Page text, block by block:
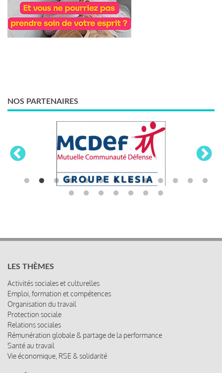
NOS PARTENAIRES
LES THÈMES
Activités sociales et culturelles
Emploi, formation et compétences
Organisation du travail
Protection sociale
Relations sociales
Rémunération globale & partage de la performance
Santé au travail
Vie économique, RSE & solidarité